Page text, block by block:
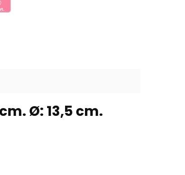
Ø: 13,5 cm.